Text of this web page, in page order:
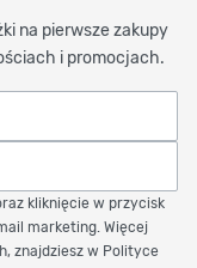
na pierwsze zakupy
i promocjach.
kliknięcie w przycisk
marketing. Więcej
znajdziesz w Polityce